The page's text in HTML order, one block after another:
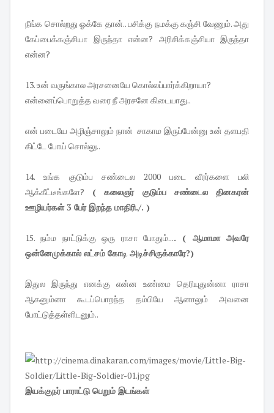
நீங்க சொல்றது ஓக்கே தான்.. பசிக்கு நமக்கு கஞ்சி வேணும். அது
கேப்பைக்கஞ்சியா இருந்தா என்ன? அரிசிக்கஞ்சியா இருந்தா
என்ன?
13. உன் வருங்கால அரசனையே கொல்லப்பார்க்கிறாயா?
என்னைப்பொறுத்த வரை நீ அரசனே கிடையாது..
என் படையே அழிஞ்சாலும் நான் சாகாம இருப்பேன்னு உன் தளபதி
கிட்டே போய் சொல்லு..
14. உங்க குடும்ப சண்டைல 2000 படை வீரர்களை பலி
ஆக்கீட்டீங்களே? ( கலைஞர் குடும்ப சண்டைல தினகரன்
ஊழியர்கள் 3 பேர் இறந்த மாதிரி./. )
15. நம்ம நாட்டுக்கு ஒரு ராசா போதும்.... ( ஆமாமா அவரே
ஒன்னேமுக்கால் லட்சம் கோடி அடிச்சிருக்காரே?)
இதுல இருந்து எனக்கு என்ன உண்மை தெரியுதுன்னா ராசா
ஆகனும்னா கூடப்பொறந்த தம்பியே ஆனாலும் அவனை
போட்டுத்தள்ளிடனும்..
இயக்குநர் பாராட்டு பெறும் இடங்கள்